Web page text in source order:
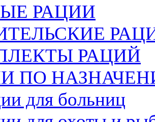
РАЦИИ
РАЦИЙ
ПО
для больниц